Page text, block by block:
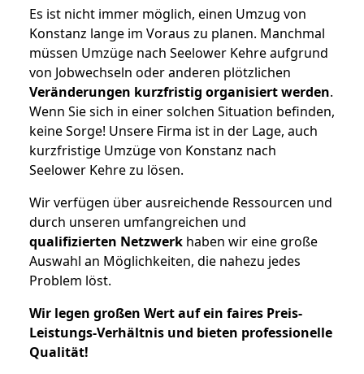
Es ist nicht immer möglich, einen Umzug von
Konstanz lange im Voraus zu planen. Manchmal
müssen Umzüge nach Seelower Kehre aufgrund
von Jobwechseln oder anderen plötzlichen
Veränderungen kurzfristig organisiert werden.
Wenn Sie sich in einer solchen Situation befinden,
keine Sorge! Unsere Firma ist in der Lage, auch
kurzfristige Umzüge von Konstanz nach
Seelower Kehre zu lösen.
Wir verfügen über ausreichende Ressourcen und
durch unseren umfangreichen und
qualifizierten Netzwerk haben wir eine große
Auswahl an Möglichkeiten, die nahezu jedes
Problem löst.
Wir legen großen Wert auf ein faires Preis-
Leistungs-Verhältnis und bieten professionelle
Qualität!